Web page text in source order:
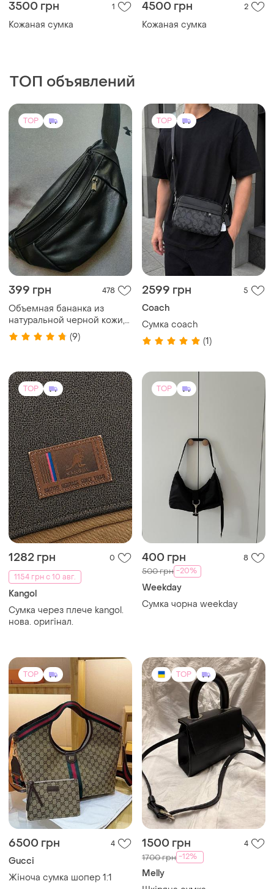
3500 грн 1
Кожаная сумка
4500 грн 2
Кожаная сумка
ТОП объявлений
TOP
399 грн 478
Объемная бананка из
натуральной черной кожи,
кожаная сумка на пояс на
плечо
(9)
TOP
2599 грн 5
Coach
Сумка coach
(1)
TOP
1282 грн
0
1154 грн с 10 авг.
Kangol
Сумка через плече kangol.
нова. оригінал.
TOP
400 грн 8
500 грн -20%
Weekday
Сумка чорна weekday
TOP
6500 грн 4
Gucci
Жіноча сумка шопер 1:1
TOP
1500 грн 4
1700 грн -12%
Melly